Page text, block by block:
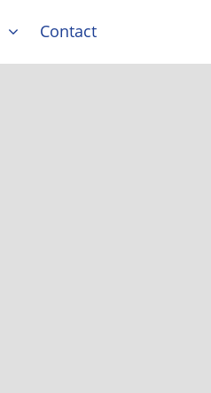
Contact